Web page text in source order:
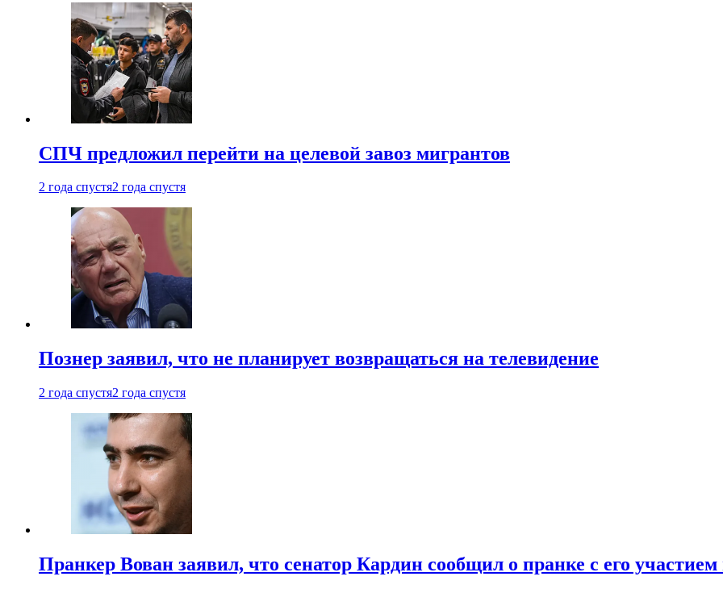
СПЧ предложил перейти на целевой завоз мигрантов
2 года спустя2 года спустя
Познер заявил, что не планирует возвращаться на телевидение
2 года спустя2 года спустя
Пранкер Вован заявил, что сенатор Кардин сообщил о пранке с его